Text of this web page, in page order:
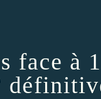
face à